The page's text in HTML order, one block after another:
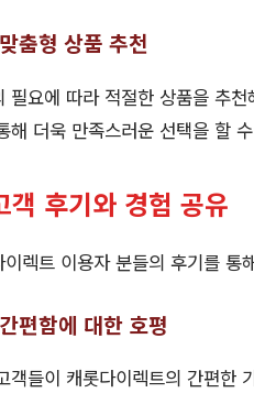
춤형 상품 추천
필요에 따라 적절한 상품을 추
해 더욱 만족스러운 선택을 할
객 후기와 경험 공유
이렉트 이용자 분들의 후기를 통
편함에 대한 호평
객들이 캐롯다이렉트의 간편한